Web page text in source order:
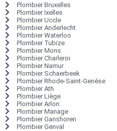
Plombier Bruxelles
Plombier Ixelles
Plombier Uccle
Plombier Anderlecht
Plombier Waterloo
Plombier Tubize
Plombier Mons
Plombier Charleroi
Plombier Namur
Plombier Schaerbeek
Plombier Rhode-Saint-Genèse
Plombier Ath
Plombier Liège
Plombier Arlon
Plombier Manage
Plombier Ganshoren
Plombier Genval